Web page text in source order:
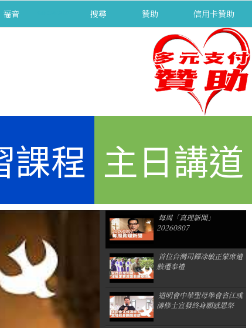
福音 搜尋 贊助 信用卡贊助
課程 主日講道
每周「真理新聞」
20260807
首位台灣司鐸凃敏正蒙席遺
骸遷奉禮
道明會中華聖母準會省江彧
濤修士宣發終身願感恩祭